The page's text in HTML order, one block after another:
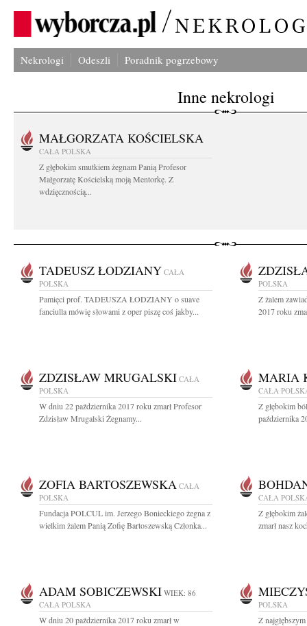
Nekrologi Odeszli Poradnik pogrzebowy
Inne nekrologi
MAŁGORZATA KOŚCIELSKA
CAŁA POLSKA
Z głębokim smutkiem żegnam Panią Profesor
Małgorzatę Kościelską moją Mentorkę. Z
wdzięcznością...
TADEUSZ ŁODZIANY CAŁA
POLSKA
Pamięci prof. TADEUSZA ŁODZIANY o suave
fanciulla mówię słowami z oper piszę coś jakby...
POLSKA
Z żalem
2017 roku
ZDZISŁAW MRUGALSKI CAŁA
POLSKA
W dniu 22 października 2017 roku zmarł Profesor
Zdzisław Mrugalski Żegnamy...
MARIA
CAŁA
Z głębokim
października
ZOFIA BARTOSZEWSKA CAŁA
POLSKA
Fundacja POLCUL im. Jerzego Bonieckiego żegna z
wielkim żalem Panią Zofię Bartoszewską Członka...
CAŁA
Z głębokim
zmarł nasz
ADAM SOBICZEWSKI WIEK: 86
CAŁA POLSKA
W dniu 20 października 2017 roku zmarł w
POLSKA
Z